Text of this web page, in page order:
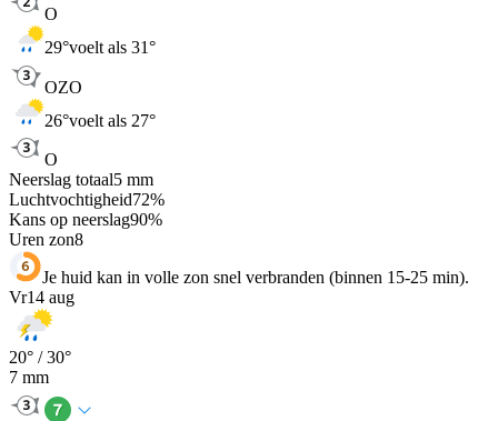
O
29°voelt als 31°
OZO
26°voelt als 27°
O
Neerslag totaal5 mm
Luchtvochtigheid72%
Kans op neerslag90%
Uren zon8
Je huid kan in volle zon snel verbranden (binnen 15-25 min).
Vr14 aug
20° /30°
7 mm